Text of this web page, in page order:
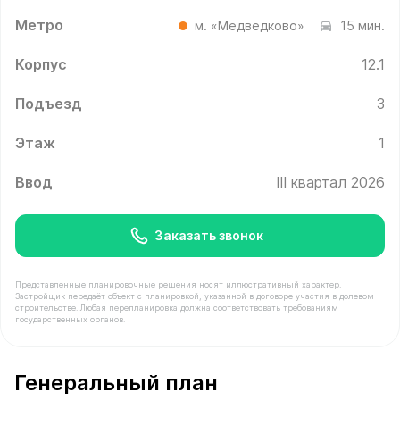
Метро м. «Медведково» 15 мин.
Корпус 12.1
Подъезд 3
Этаж 1
Ввод III квартал 2026
Заказать звонок
Представленные планировочные решения носят иллюстративный характер.
Застройщик передаёт объект с планировкой, указанной в договоре участия в долевом
строительстве. Любая перепланировка должна соответствовать требованиям
государственных органов.
Генеральный план